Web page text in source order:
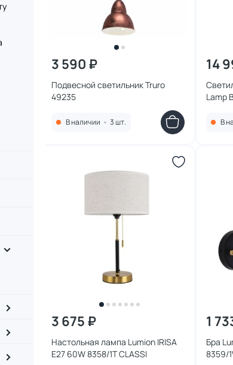
3 590 ₽
Подвесной светильник Truro
49235
В наличии • 3 шт.
14
Lamp
В
3 675 ₽
Настольная лампа Lumion IRISA
E27 60W 8358/1T CLASSI
1
Бра
8359/